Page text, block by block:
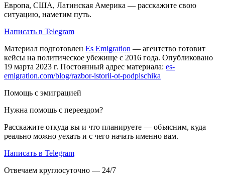
Европа, США, Латинская Америка — расскажите свою
ситуацию, наметим путь.
Написать в Telegram
Материал подготовлен Es Emigration — агентство готовит
кейсы на политическое убежище с 2016 года. Опубликовано
19 марта 2023 г. Постоянный адрес материала: es-
emigration.com/blog/razbor-istorii-ot-podpischika
Помощь с эмиграцией
Нужна помощь с переездом?
Расскажите откуда вы и что планируете — объясним, куда
реально можно уехать и с чего начать именно вам.
Написать в Telegram
Отвечаем круглосуточно — 24/7